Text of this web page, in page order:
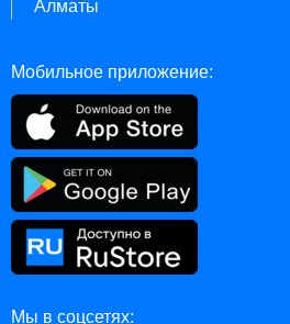
Алматы
Мобильное приложение:
Мы в соцсетях: